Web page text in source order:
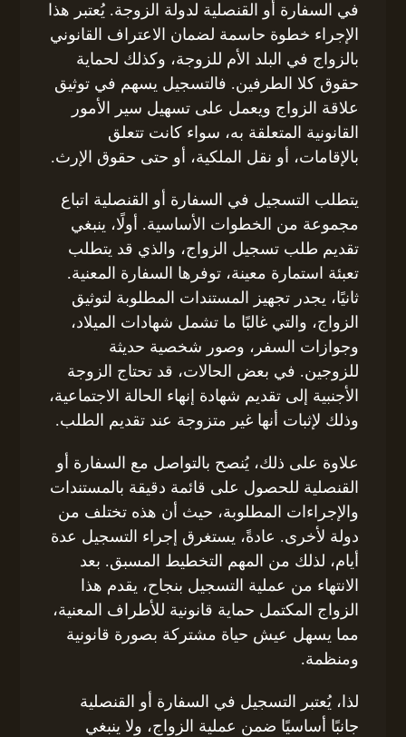
في السفارة أو القنصلية لدولة الزوجة. يُعتبر هذا
الإجراء خطوة حاسمة لضمان الاعتراف القانوني
بالزواج في البلد الأم للزوجة، وكذلك لحماية
حقوق كلا الطرفين. فالتسجيل يسهم في توثيق
علاقة الزواج ويعمل على تسهيل سير الأمور
القانونية المتعلقة به، سواء كانت تتعلق
بالإقامات، أو نقل الملكية، أو حتى حقوق الإرث.
يتطلب التسجيل في السفارة أو القنصلية اتباع
مجموعة من الخطوات الأساسية. أولًا، ينبغي
تقديم طلب تسجيل الزواج، والذي قد يتطلب
تعبئة استمارة معينة، توفرها السفارة المعنية.
ثانيًا، يجدر تجهيز المستندات المطلوبة لتوثيق
الزواج، والتي غالبًا ما تشمل شهادات الميلاد،
وجوازات السفر، وصور شخصية حديثة
للزوجين. في بعض الحالات، قد تحتاج الزوجة
الأجنبية إلى تقديم شهادة إنهاء الحالة الاجتماعية،
وذلك لإثبات أنها غير متزوجة عند تقديم الطلب.
علاوة على ذلك، يُنصح بالتواصل مع السفارة أو
القنصلية للحصول على قائمة دقيقة بالمستندات
والإجراءات المطلوبة، حيث أن هذه تختلف من
دولة لأخرى. عادةً، يستغرق إجراء التسجيل عدة
أيام، لذلك من المهم التخطيط المسبق. بعد
الانتهاء من عملية التسجيل بنجاح، يقدم هذا
الزواج المكتمل حماية قانونية للأطراف المعنية،
مما يسهل عيش حياة مشتركة بصورة قانونية
ومنظمة.
لذا، يُعتبر التسجيل في السفارة أو القنصلية
جانبًا أساسيًا ضمن عملية الزواج، ولا ينبغي